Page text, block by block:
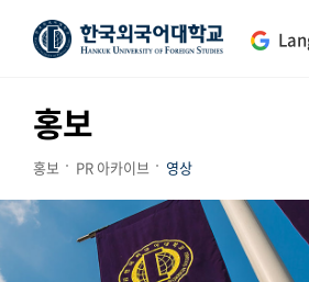
홍보
홍보 PR 아카이브 영상